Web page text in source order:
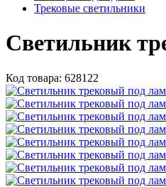
Трековые светильники
Светильник
Код товара: 628122